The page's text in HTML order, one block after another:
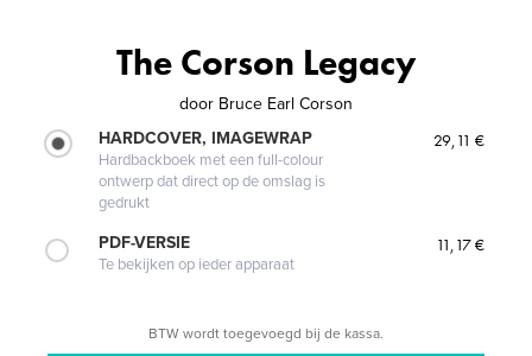
The Corson Legacy
door Bruce Earl Corson
HARDCOVER, IMAGEWRAP
Hardbackboek met een full-colour
ontwerp dat direct op de omslag is
gedrukt
29,11 €
PDF-VERSIE
Te bekijken op ieder apparaat
11,17 €
BTW wordt toegevoegd bij de kassa.